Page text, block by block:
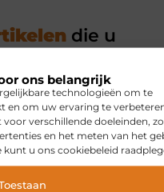
ons belangrijk
technologieën om te
en om uw ervaring te
verschillende doeleinden,
en het meten van het
u ons cookiebeleid
die u
MARKETING